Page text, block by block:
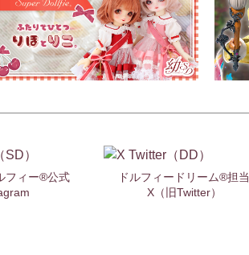
フィー®公式
ドルフィードリーム®担当
X（旧Twitter）